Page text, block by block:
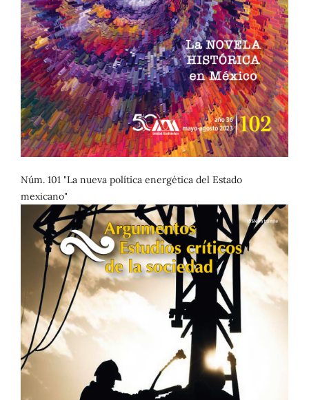
Núm. 101 "La nueva política energética del Estado
mexicano"